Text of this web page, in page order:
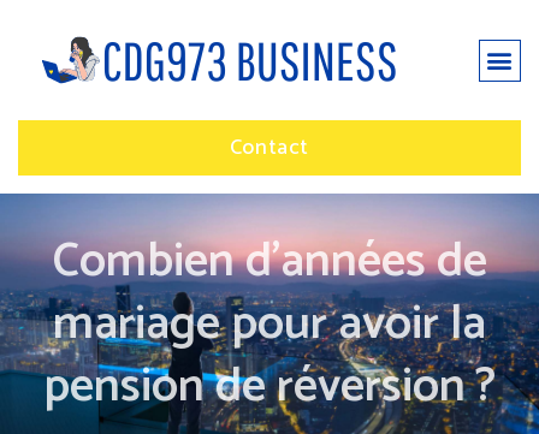
Contact
Combien d’années de
mariage pour avoir la
pension de réversion ?